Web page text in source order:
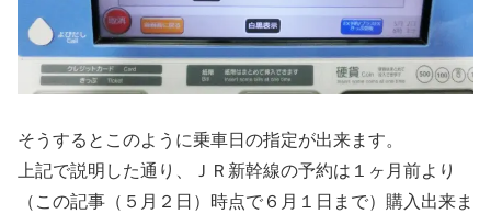
そうするとこのように乗車日の指定が出来ます。
上記で説明した通り、ＪＲ新幹線の予約は１ヶ月前より
（この記事（５月２日）時点で６月１日まで）購入出来ま